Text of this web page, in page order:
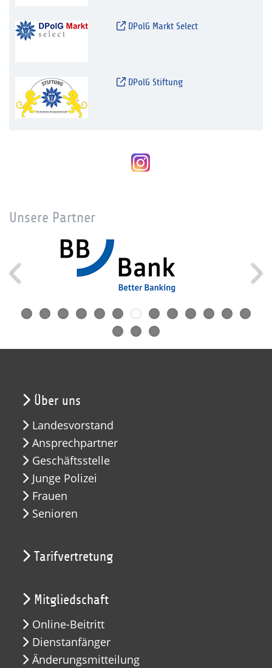
DPolG Markt Select
DPolG Stiftung
Unsere Partner
Über uns
Landesvorstand
Ansprechpartner
Geschäftsstelle
Junge Polizei
Frauen
Senioren
Tarifvertretung
Mitgliedschaft
Online-Beitritt
Dienstanfänger
Änderungsmitteilung